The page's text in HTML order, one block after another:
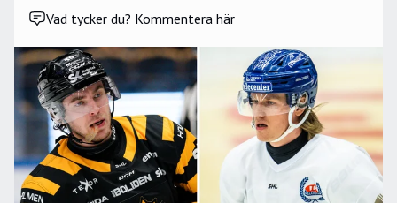
Vad tycker du? Kommentera här